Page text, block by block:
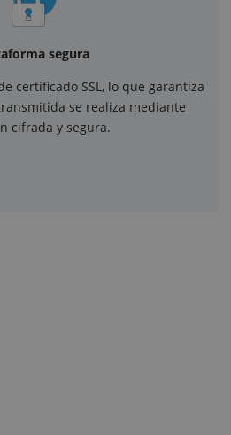
segura
certificado SSL, lo que garantiza
se realiza mediante
cifrada y segura.